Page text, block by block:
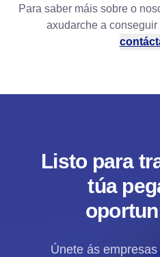
Para saber máis sobre o
axudarche a
Listo para
túa
Únete ás